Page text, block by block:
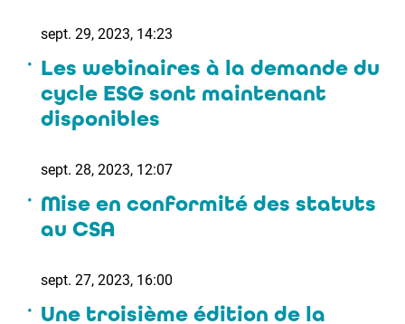
sept. 29, 2023, 14:23
Les webinaires à la demande du
cycle ESG sont maintenant
disponibles
sept. 28, 2023, 12:07
Mise en conformité des statuts
au CSA
sept. 27, 2023, 16:00
Une troisième édition de la